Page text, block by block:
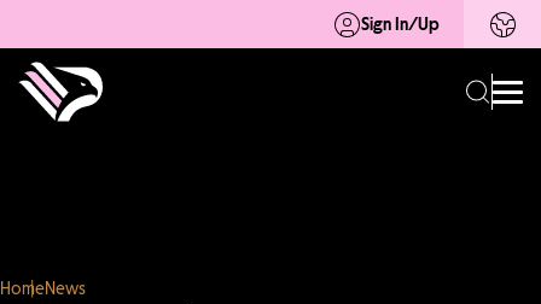
Sign In/Up
HomeNews